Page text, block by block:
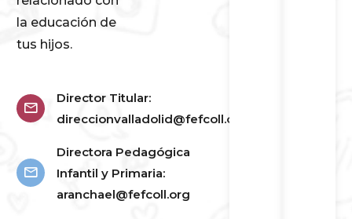
la educación de
tus hijos.
Director Titular:
direccionvalladolid@fefcoll.org
Directora Pedagógica
Infantil y Primaria:
aranchael@fefcoll.org